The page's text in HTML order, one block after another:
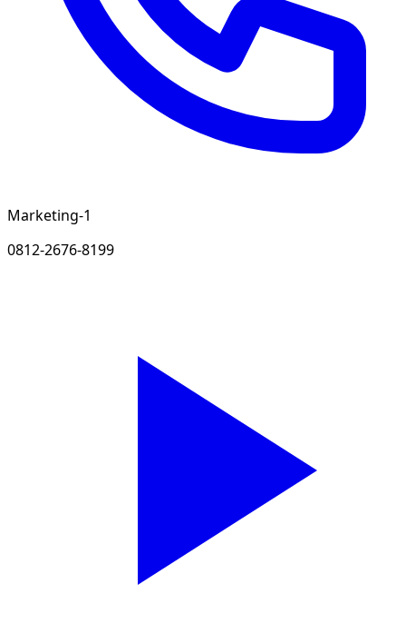
Marketing-1
0812-2676-8199